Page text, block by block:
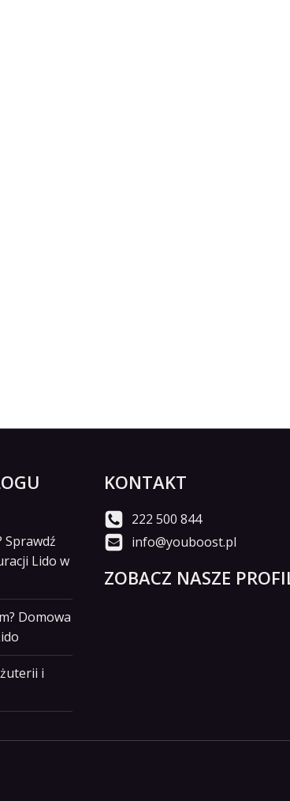
Sprawdź
Lido w
Domowa
i
KONTAKT
222 500 844
info@youboost.pl
ZOBACZ NASZE